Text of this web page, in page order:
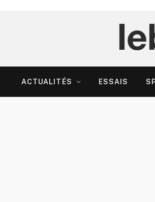
ACTUALITÉS ESSAIS